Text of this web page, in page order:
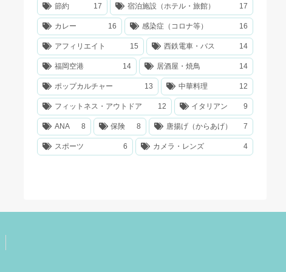
節約 17 宿泊施設（ホテル・旅館） 17
カレー 16 感染症（コロナ等） 16
アフィリエイト 15 西鉄電車・バス 14
福岡空港 14 居酒屋・焼鳥 14
ポップカルチャー 13 中華料理 12
フィットネス・アウトドア 12 イタリアン 9
ANA 8 保険 8 唐揚げ（からあげ） 7
スポーツ 6 カメラ・レンズ 4